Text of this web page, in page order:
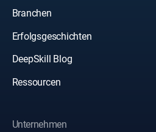
Branchen
Erfolgsgeschichten
DeepSkill Blog
Ressourcen
Unternehmen